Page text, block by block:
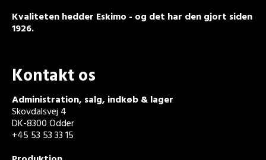
Kvaliteten hedder Eskimo - og det har den gjort siden
1926.
Kontakt os
Administration, salg, indkøb & lager
Skovdalsvej 4
DK-8300 Odder
+45 53 53 33 15